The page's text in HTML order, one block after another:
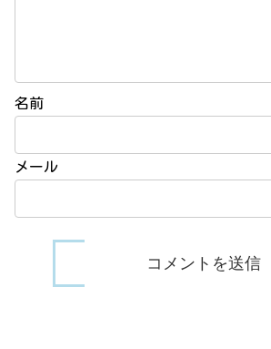
名前
メール